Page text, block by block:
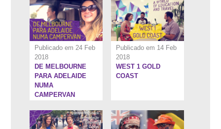
Publicado em 24 Feb
2018
DE MELBOURNE
PARA ADELAIDE
NUMA
CAMPERVAN
Publicado em 14 Feb
2018
WEST 1 GOLD
COAST
5:18''